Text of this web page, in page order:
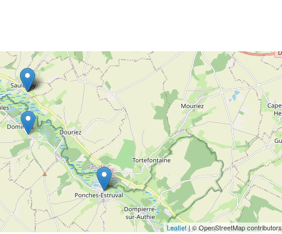
Leaflet| © OpenStreetMap contributors